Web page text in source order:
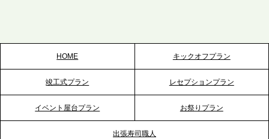
2026.5.20
プレスリリースのご案内｜ケータリングのセカンド
HOME キックオフプラン
竣工式プラン レセプションプラン
イベント屋台プラン お祭りプラン
出張寿司職人